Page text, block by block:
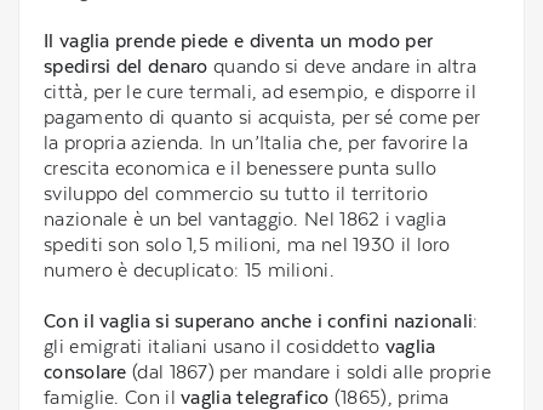
Il vaglia prende piede e diventa un modo per
spedirsi del denaro quando si deve andare in altra
città, per le cure termali, ad esempio, e disporre il
pagamento di quanto si acquista, per sé come per
la propria azienda. In un’Italia che, per favorire la
crescita economica e il benessere punta sullo
sviluppo del commercio su tutto il territorio
nazionale è un bel vantaggio. Nel 1862 i vaglia
spediti son solo 1,5 milioni, ma nel 1930 il loro
numero è decuplicato: 15 milioni.
Con il vaglia si superano anche i confini nazionali:
gli emigrati italiani usano il cosiddetto vaglia
consolare (dal 1867) per mandare i soldi alle proprie
famiglie. Con ilvaglia telegrafico (1865), prima